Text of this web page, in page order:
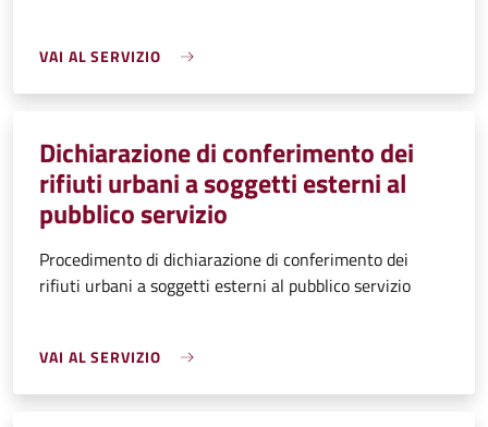
VAI AL SERVIZIO
Dichiarazione di conferimento dei
rifiuti urbani a soggetti esterni al
pubblico servizio
Procedimento di dichiarazione di conferimento dei
rifiuti urbani a soggetti esterni al pubblico servizio
VAI AL SERVIZIO